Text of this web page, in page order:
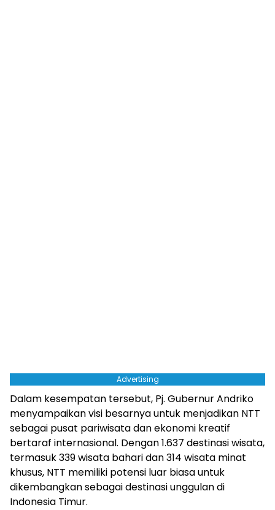
Advertising
Dalam kesempatan tersebut, Pj. Gubernur Andriko
menyampaikan visi besarnya untuk menjadikan NTT
sebagai pusat pariwisata dan ekonomi kreatif
bertaraf internasional. Dengan 1.637 destinasi wisata,
termasuk 339 wisata bahari dan 314 wisata minat
khusus, NTT memiliki potensi luar biasa untuk
dikembangkan sebagai destinasi unggulan di
Indonesia Timur.